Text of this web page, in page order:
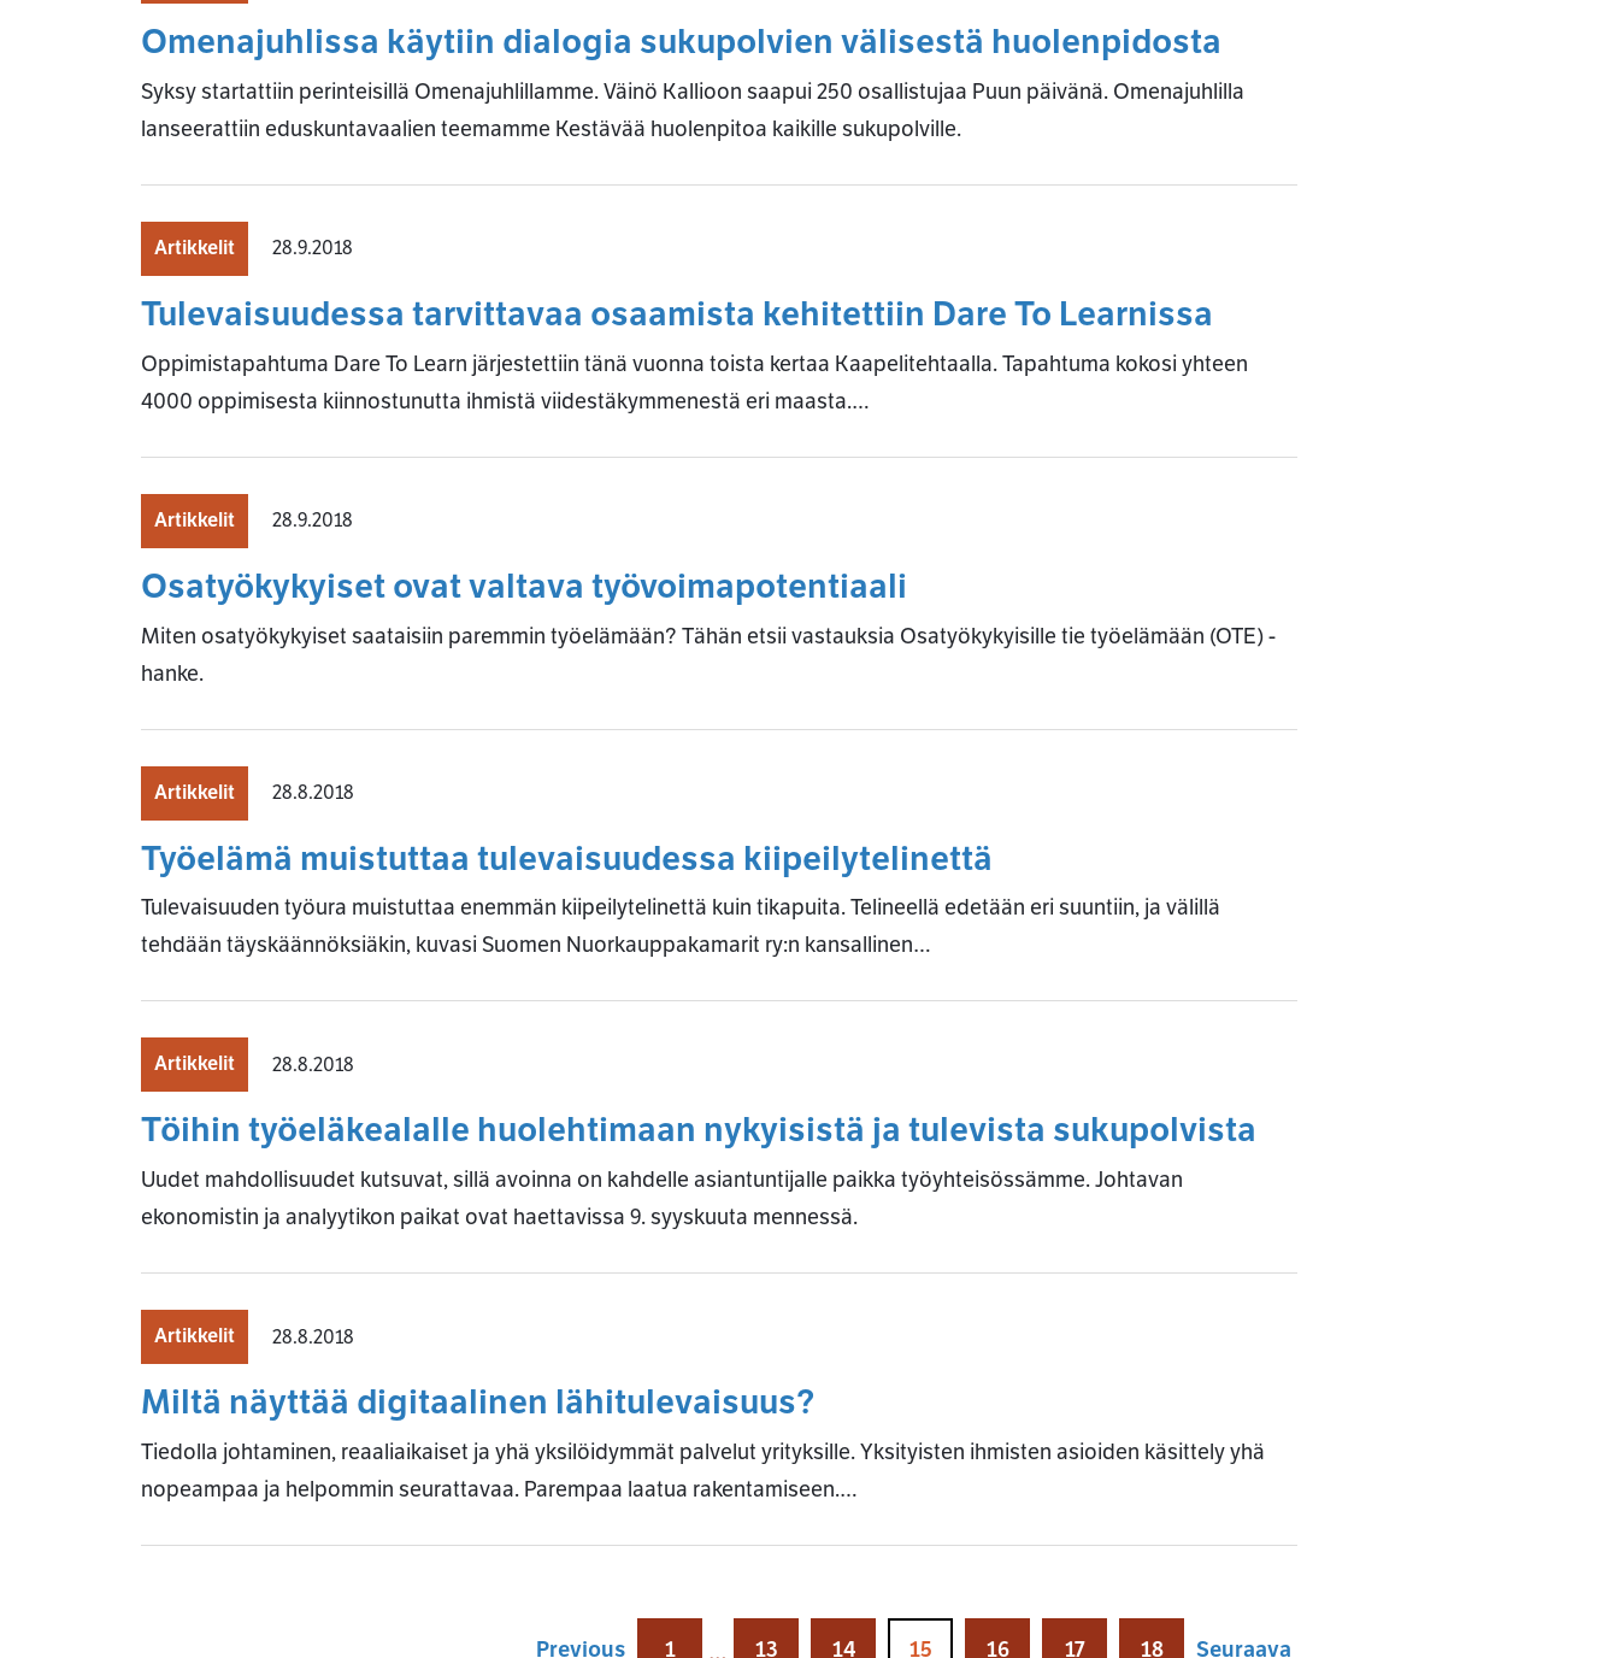
Omenajuhlissa käytiin dialogia sukupolvien välisestä huolenpidosta
Syksy startattiin perinteisillä Omenajuhlillamme. Väinö Kallioon saapui 250 osallistujaa Puun päivänä. Omenajuhlilla
lanseerattiin eduskuntavaalien teemamme Kestävää huolenpitoa kaikille sukupolville.
Artikkelit 28.9.2018
Tulevaisuudessa tarvittavaa osaamista kehitettiin Dare To Learnissa
Oppimistapahtuma Dare To Learn järjestettiin tänä vuonna toista kertaa Kaapelitehtaalla. Tapahtuma kokosi yhteen
4000 oppimisesta kiinnostunutta ihmistä viidestäkymmenestä eri maasta.…
Artikkelit 28.9.2018
Osatyökykyiset ovat valtava työvoimapotentiaali
Miten osatyökykyiset saataisiin paremmin työelämään? Tähän etsii vastauksia Osatyökykyisille tie työelämään (OTE) -
hanke.
Artikkelit 28.8.2018
Työelämä muistuttaa tulevaisuudessa kiipeilytelinettä
Tulevaisuuden työura muistuttaa enemmän kiipeilytelinettä kuin tikapuita. Telineellä edetään eri suuntiin, ja välillä
tehdään täyskäännöksiäkin, kuvasi Suomen Nuorkauppakamarit ry:n kansallinen…
Artikkelit 28.8.2018
Töihin työeläkealalle huolehtimaan nykyisistä ja tulevista sukupolvista
Uudet mahdollisuudet kutsuvat, sillä avoinna on kahdelle asiantuntijalle paikka työyhteisössämme. Johtavan
ekonomistin ja analyytikon paikat ovat haettavissa 9. syyskuuta mennessä.
Artikkelit 28.8.2018
Miltä näyttää digitaalinen lähitulevaisuus?
Tiedolla johtaminen, reaaliaikaiset ja yhä yksilöidymmät palvelut yrityksille. Yksityisten ihmisten asioiden käsittely yhä
nopeampaa ja helpommin seurattavaa. Parempaa laatua rakentamiseen.…
Previous 1 13 14 15 16 17 18 Seuraava